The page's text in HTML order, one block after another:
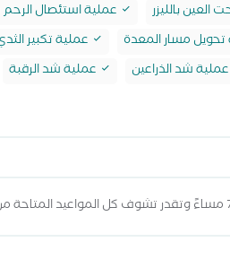
العين بالليزر عملية استئصال الرحم
تحويل مسار المعدة عملية تكبير
عملية شد الذراعين عملية شد الرقبة